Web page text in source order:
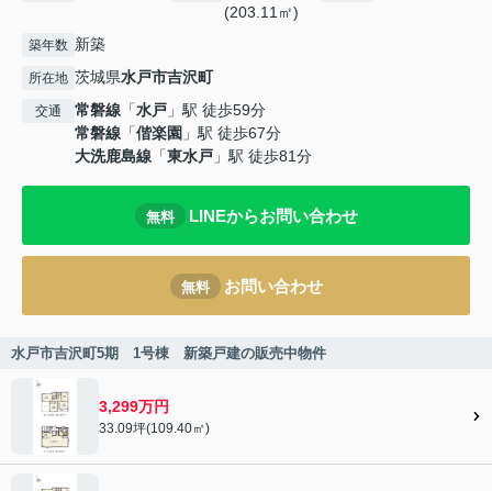
(203.11㎡)
築年数 新築
所在地 茨城県水戸市吉沢町
交通 常磐線 「水戸 」駅 徒歩59分
常磐線 「偕楽園 」駅 徒歩67分
大洗鹿島線 「東水戸 」駅 徒歩81分
無料 LINEからお問い合わせ
無料 お問い合わせ
水戸市吉沢町5期 1号棟 新築戸建の販売中物件
3,299万円
33.09坪(109.40㎡)